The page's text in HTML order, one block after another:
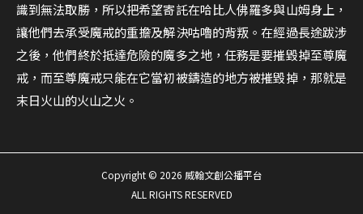
識到無法取勝，所以把希望寄託在哈比人佛羅多與山姆身上，
讓他們去承受魔戒的重擔及解決咕嚕的背叛。在經過長途跋涉
之後，他們終於抵達危險的魔多之地，任務是要摧毀掉至尊魔
戒，而至尊魔戒只能在它當初被鑄造的地方被摧毀掉，那就是
末日火山的火山之火。
Copyright © 2026 威翰文創公播平台
ALL RIGHTS RESERVED